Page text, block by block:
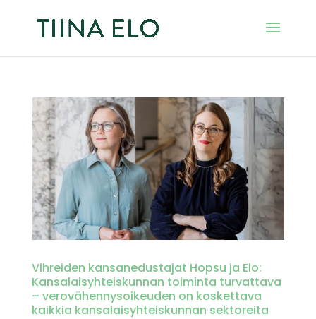
Vihreiden kansanedustajat Hopsu ja Elo:
Kansalaisyhteiskunnan toiminta turvattava
– verovähennysoikeuden on koskettava
kaikkia kansalaisyhteiskunnan sektoreita